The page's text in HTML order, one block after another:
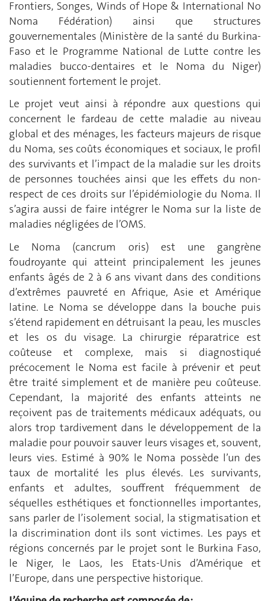
Frontiers, Songes, Winds of Hope & International No
Noma Fédération) ainsi que structures
gouvernementales (Ministère de la santé du Burkina-
Faso et le Programme National de Lutte contre les
maladies bucco-dentaires et le Noma du Niger)
soutiennent fortement le projet.
Le projet veut ainsi à répondre aux questions qui
concernent le fardeau de cette maladie au niveau
global et des ménages, les facteurs majeurs de risque
du Noma, ses coûts économiques et sociaux, le profil
des survivants et l’impact de la maladie sur les droits
de personnes touchées ainsi que les effets du non-
respect de ces droits sur l’épidémiologie du Noma. Il
s’agira aussi de faire intégrer le Noma sur la liste de
maladies négligées de l’OMS.
Le Noma (cancrum oris) est une gangrène
foudroyante qui atteint principalement les jeunes
enfants âgés de 2 à 6 ans vivant dans des conditions
d’extrêmes pauvreté en Afrique, Asie et Amérique
latine. Le Noma se développe dans la bouche puis
s’étend rapidement en détruisant la peau, les muscles
et les os du visage. La chirurgie réparatrice est
coûteuse et complexe, mais si diagnostiqué
précocement le Noma est facile à prévenir et peut
être traité simplement et de manière peu coûteuse.
Cependant, la majorité des enfants atteints ne
reçoivent pas de traitements médicaux adéquats, ou
alors trop tardivement dans le développement de la
maladie pour pouvoir sauver leurs visages et, souvent,
leurs vies. Estimé à 90% le Noma possède l’un des
taux de mortalité les plus élevés. Les survivants,
enfants et adultes, souffrent fréquemment de
séquelles esthétiques et fonctionnelles importantes,
sans parler de l’isolement social, la stigmatisation et
la discrimination dont ils sont victimes. Les pays et
régions concernés par le projet sont le Burkina Faso,
le Niger, le Laos, les Etats-Unis d’Amérique et
l’Europe, dans une perspective historique.